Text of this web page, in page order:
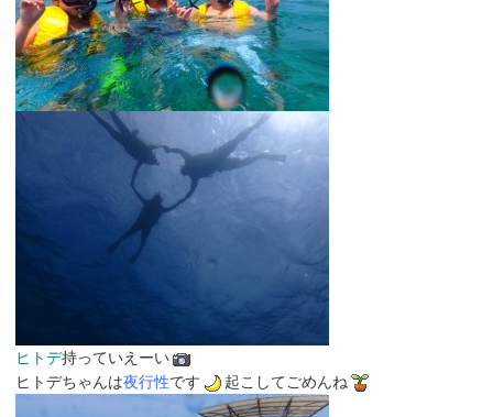
ヒトデ持っていえーい
ヒトデちゃんは夜行性です 起こしてごめんね